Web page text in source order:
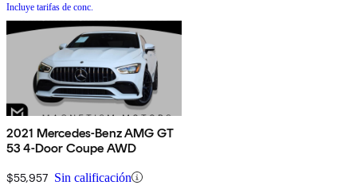
Incluye tarifas de conc.
2021 Mercedes-Benz AMG GT
53 4-Door Coupe AWD
$55,957 Sin calificación